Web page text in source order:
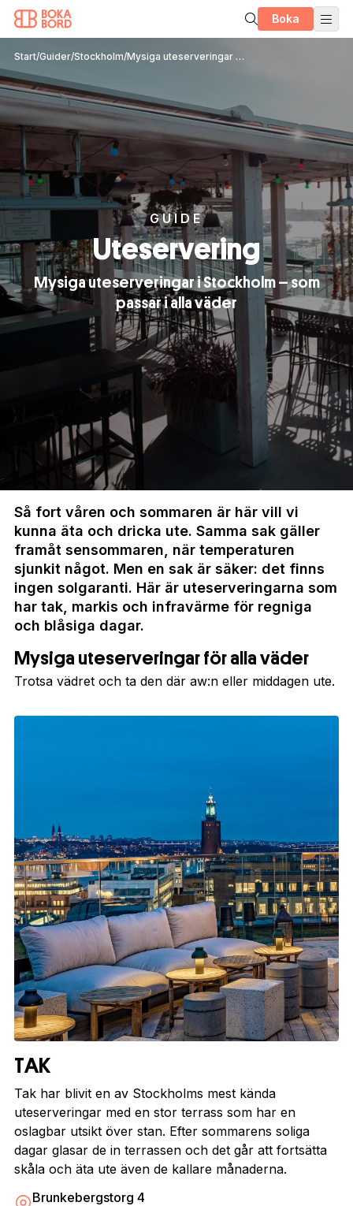
Boka
Start/Guider/Stockholm/ Mysiga uteserveringar när vädret inte är på topp
GUIDE
Uteservering
Mysiga uteserveringar i Stockholm – som
passar i alla väder
Så fort våren och sommaren är här vill vi
kunna äta och dricka ute. Samma sak gäller
framåt sensommaren, när temperaturen
sjunkit något. Men en sak är säker: det finns
ingen solgaranti. Här är uteserveringarna som
har tak, markis och infravärme för regniga
och blåsiga dagar.
Mysiga uteserveringar för alla väder
Trotsa vädret och ta den där aw:n eller middagen ute.
TAK
Tak har blivit en av Stockholms mest kända
uteserveringar med en stor terrass som har en
oslagbar utsikt över stan. Efter sommarens soliga
dagar glasar de in terrassen och det går att fortsätta
skåla och äta ute även de kallare månaderna.
Brunkebergstorg 4